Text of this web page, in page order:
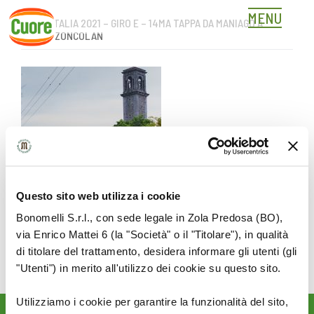
Questo sito web utilizza i cookie
Bonomelli S.r.l., con sede legale in Zola Predosa (BO),
via Enrico Mattei 6 (la "Società" o il "Titolare"), in qualità
di titolare del trattamento, desidera informare gli utenti (gli
"Utenti") in merito all'utilizzo dei cookie su questo sito.
Utilizziamo i cookie per garantire la funzionalità del sito,
Skip
MENU
GIRO D’ITALIA 2021 – GIRO E – 14MA TAPPA DA MANIAGO A
MONTE ZONCOLAN